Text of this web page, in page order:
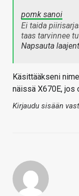
pomk sanoi
Ei taida
taas tarvinnee
Napsauta
Käsittääkseni
näissä X670E, jos
Kirjaudu sisään